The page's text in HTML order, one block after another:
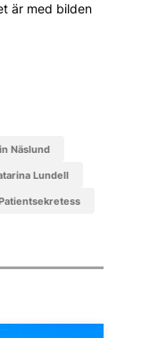
är med bilden
Näslund
Lundell
patientsekretess